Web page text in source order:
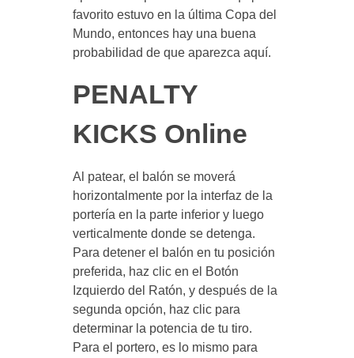
favorito estuvo en la última Copa del
Mundo, entonces hay una buena
probabilidad de que aparezca aquí.
PENALTY
KICKS Online
Al patear, el balón se moverá
horizontalmente por la interfaz de la
portería en la parte inferior y luego
verticalmente donde se detenga.
Para detener el balón en tu posición
preferida, haz clic en el Botón
Izquierdo del Ratón, y después de la
segunda opción, haz clic para
determinar la potencia de tu tiro.
Para el portero, es lo mismo para